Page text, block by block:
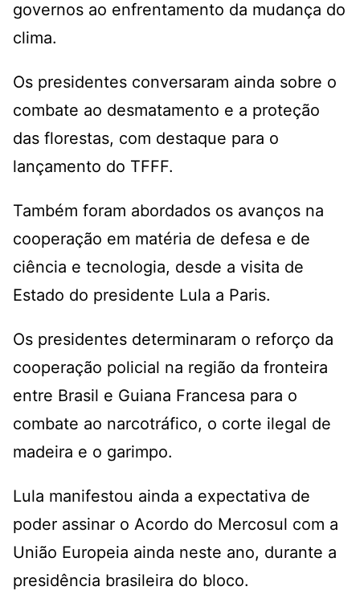
governos ao enfrentamento da mudança do
clima.
Os presidentes conversaram ainda sobre o
combate ao desmatamento e a proteção
das florestas, com destaque para o
lançamento do TFFF.
Também foram abordados os avanços na
cooperação em matéria de defesa e de
ciência e tecnologia, desde a visita de
Estado do presidente Lula a Paris.
Os presidentes determinaram o reforço da
cooperação policial na região da fronteira
entre Brasil e Guiana Francesa para o
combate ao narcotráfico, o corte ilegal de
madeira e o garimpo.
Lula manifestou ainda a expectativa de
poder assinar o Acordo do Mercosul com a
União Europeia ainda neste ano, durante a
presidência brasileira do bloco.